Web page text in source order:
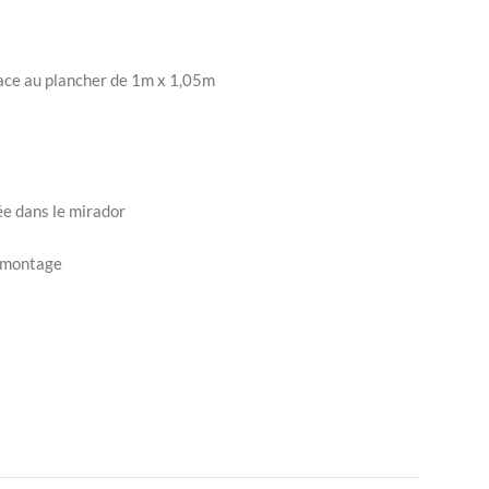
au plancher de 1m x 1,05m
dans le mirador